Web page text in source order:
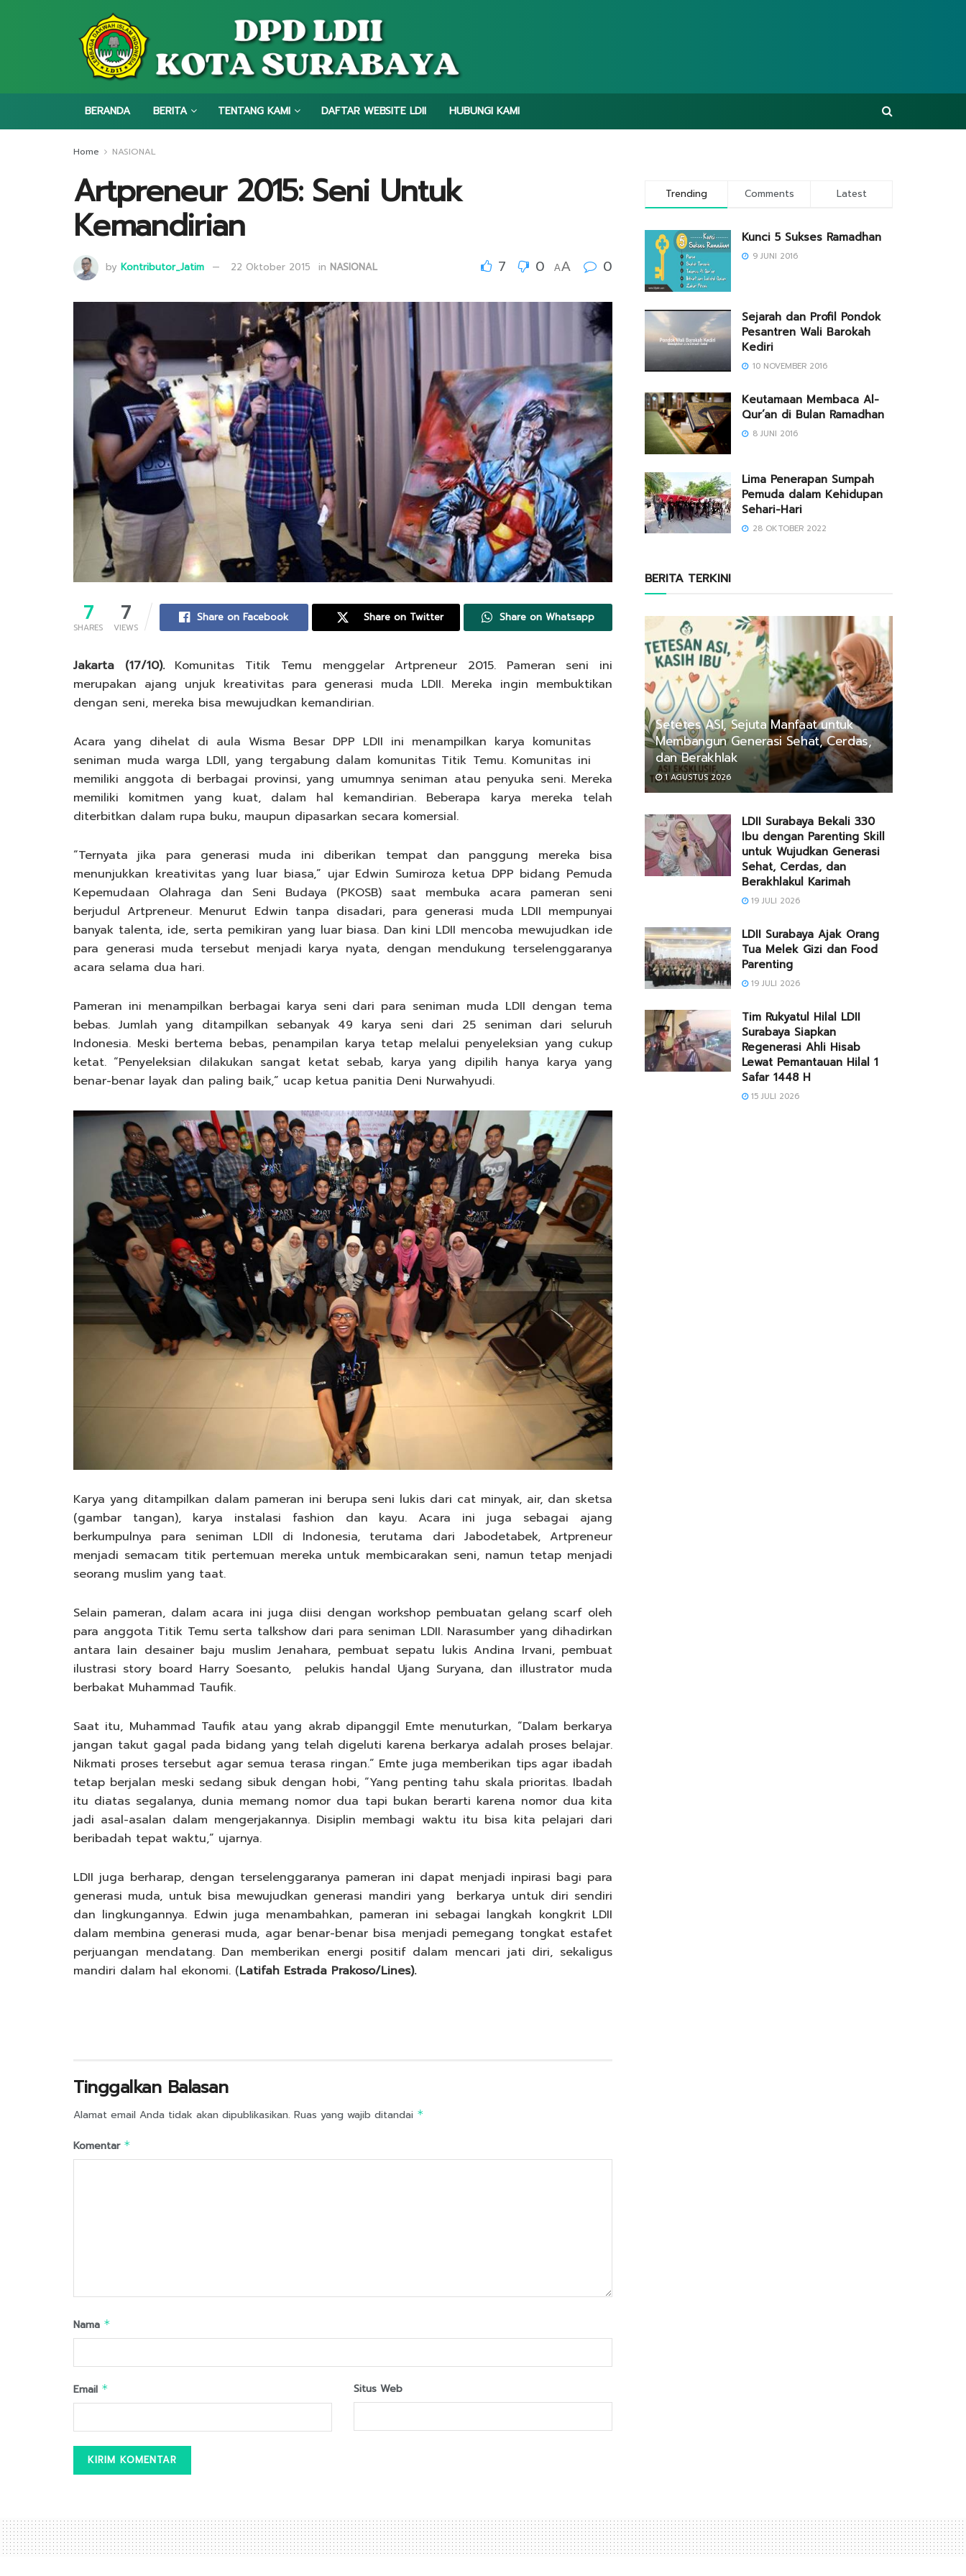
BERANDA BERITA TENTANG KAMI DAFTAR WEBSITE LDII HUBUNGI KAMI
Home NASIONAL
Artpreneur 2015: Seni Untuk
Kemandirian
by Kontributor_Jatim 22 Oktober 2015 in NASIONAL 7 0 AA 0
7
SHARES
7
VIEWS
Share on Facebook Share on Twitter Share on Whatsapp
Jakarta (17/10). Komunitas Titik Temu menggelar Artpreneur 2015. Pameran seni ini
merupakan ajang unjuk kreativitas para generasi muda LDII. Mereka ingin membuktikan
dengan seni, mereka bisa mewujudkan kemandirian.
Acara yang dihelat di aula Wisma Besar DPP LDII ini menampilkan karya komunitas
seniman muda warga LDII, yang tergabung dalam komunitas Titik Temu. Komunitas ini
memiliki anggota di berbagai provinsi, yang umumnya seniman atau penyuka seni. Mereka
memiliki komitmen yang kuat, dalam hal kemandirian. Beberapa karya mereka telah
diterbitkan dalam rupa buku, maupun dipasarkan secara komersial.
“Ternyata jika para generasi muda ini diberikan tempat dan panggung mereka bisa
menunjukkan kreativitas yang luar biasa,” ujar Edwin Sumiroza ketua DPP bidang Pemuda
Kepemudaan Olahraga dan Seni Budaya (PKOSB) saat membuka acara pameran seni
berjudul Artpreneur. Menurut Edwin tanpa disadari, para generasi muda LDII mempunyai
banyak talenta, ide, serta pemikiran yang luar biasa. Dan kini LDII mencoba mewujudkan ide
para generasi muda tersebut menjadi karya nyata, dengan mendukung terselenggaranya
acara selama dua hari.
Pameran ini menampilkan berbagai karya seni dari para seniman muda LDII dengan tema
bebas. Jumlah yang ditampilkan sebanyak 49 karya seni dari 25 seniman dari seluruh
Indonesia. Meski bertema bebas, penampilan karya tetap melalui penyeleksian yang cukup
ketat. “Penyeleksian dilakukan sangat ketat sebab, karya yang dipilih hanya karya yang
benar-benar layak dan paling baik,” ucap ketua panitia Deni Nurwahyudi.
Karya yang ditampilkan dalam pameran ini berupa seni lukis dari cat minyak, air, dan sketsa
(gambar tangan), karya instalasi fashion dan kayu. Acara ini juga sebagai ajang
berkumpulnya para seniman LDII di Indonesia, terutama dari Jabodetabek, Artpreneur
menjadi semacam titik pertemuan mereka untuk membicarakan seni, namun tetap menjadi
seorang muslim yang taat.
Selain pameran, dalam acara ini juga diisi dengan workshop pembuatan gelang scarf oleh
para anggota Titik Temu serta talkshow dari para seniman LDII. Narasumber yang dihadirkan
antara lain desainer baju muslim Jenahara, pembuat sepatu lukis Andina Irvani, pembuat
ilustrasi story board Harry Soesanto, pelukis handal Ujang Suryana, dan illustrator muda
berbakat Muhammad Taufik.
Saat itu, Muhammad Taufik atau yang akrab dipanggil Emte menuturkan, “Dalam berkarya
jangan takut gagal pada bidang yang telah digeluti karena berkarya adalah proses belajar.
Nikmati proses tersebut agar semua terasa ringan.” Emte juga memberikan tips agar ibadah
tetap berjalan meski sedang sibuk dengan hobi, “Yang penting tahu skala prioritas. Ibadah
itu diatas segalanya, dunia memang nomor dua tapi bukan berarti karena nomor dua kita
jadi asal-asalan dalam mengerjakannya. Disiplin membagi waktu itu bisa kita pelajari dari
beribadah tepat waktu,” ujarnya.
LDII juga berharap, dengan terselenggaranya pameran ini dapat menjadi inpirasi bagi para
generasi muda, untuk bisa mewujudkan generasi mandiri yang berkarya untuk diri sendiri
dan lingkungannya. Edwin juga menambahkan, pameran ini sebagai langkah kongkrit LDII
dalam membina generasi muda, agar benar-benar bisa menjadi pemegang tongkat estafet
perjuangan mendatang. Dan memberikan energi positif dalam mencari jati diri, sekaligus
mandiri dalam hal ekonomi. (Latifah Estrada Prakoso/Lines).
Tinggalkan Balasan
Alamat email Anda tidak akan dipublikasikan. Ruas yang wajib ditandai *
Komentar *
Nama *
Email * Situs Web
Trending Comments Latest
Kunci 5 Sukses Ramadhan
9 JUNI 2016
Sejarah dan Profil Pondok
Pesantren Wali Barokah
Kediri
10 NOVEMBER 2016
Keutamaan Membaca Al-
Qur’an di Bulan Ramadhan
8 JUNI 2016
Lima Penerapan Sumpah
Pemuda dalam Kehidupan
Sehari-Hari
28 OKTOBER 2022
BERITA TERKINI
Setetes ASI, Sejuta Manfaat untuk
Membangun Generasi Sehat, Cerdas,
dan Berakhlak
1 AGUSTUS 2026
LDII Surabaya Bekali 330
Ibu dengan Parenting Skill
untuk Wujudkan Generasi
Sehat, Cerdas, dan
Berakhlakul Karimah
19 JULI 2026
LDII Surabaya Ajak Orang
Tua Melek Gizi dan Food
Parenting
19 JULI 2026
Tim Rukyatul Hilal LDII
Surabaya Siapkan
Regenerasi Ahli Hisab
Lewat Pemantauan Hilal 1
Safar 1448 H
15 JULI 2026